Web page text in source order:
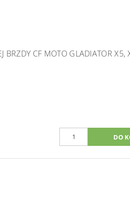
BRZDY CF MOTO GLADIATOR X5,